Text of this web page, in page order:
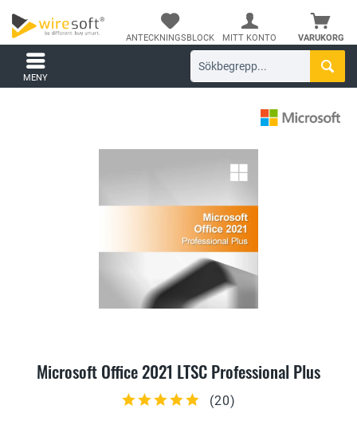
VARUKORG
ANTECKNINGSBLOCK MITT KONTO
MENY
Microsoft Office 2021 LTSC Professional Plus
(20)